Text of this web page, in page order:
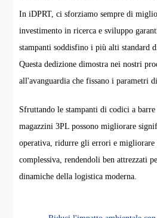
In iDPRT, ci sforziamo sempre di
investimento in ricerca e sviluppo
stampanti soddisfino i più alti standard
Questa dedizione dimostra nei nostri
all'avanguardia che fissano i parametri
Sfruttando le stampanti di codici a
magazzini 3PL possono migliorare
operativa, ridurre gli errori e
complessiva, rendendoli ben attrezzati
dinamiche della logistica moderna.